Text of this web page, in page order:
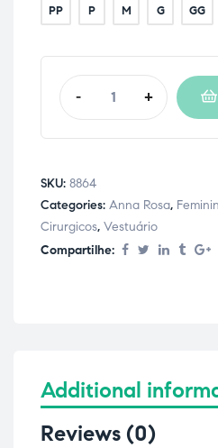
PP P M G GG
- +
SKU: 8864
Categories: Anna Rosa,
Cirurgicos, Vestuário
Compartilhe:
Additional
Reviews (0)